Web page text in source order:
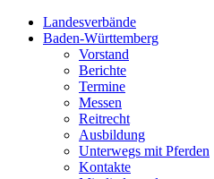
Landesverbände
Baden-Württemberg
Vorstand
Berichte
Termine
Messen
Reitrecht
Ausbildung
Unterwegs mit Pferden
Kontakte